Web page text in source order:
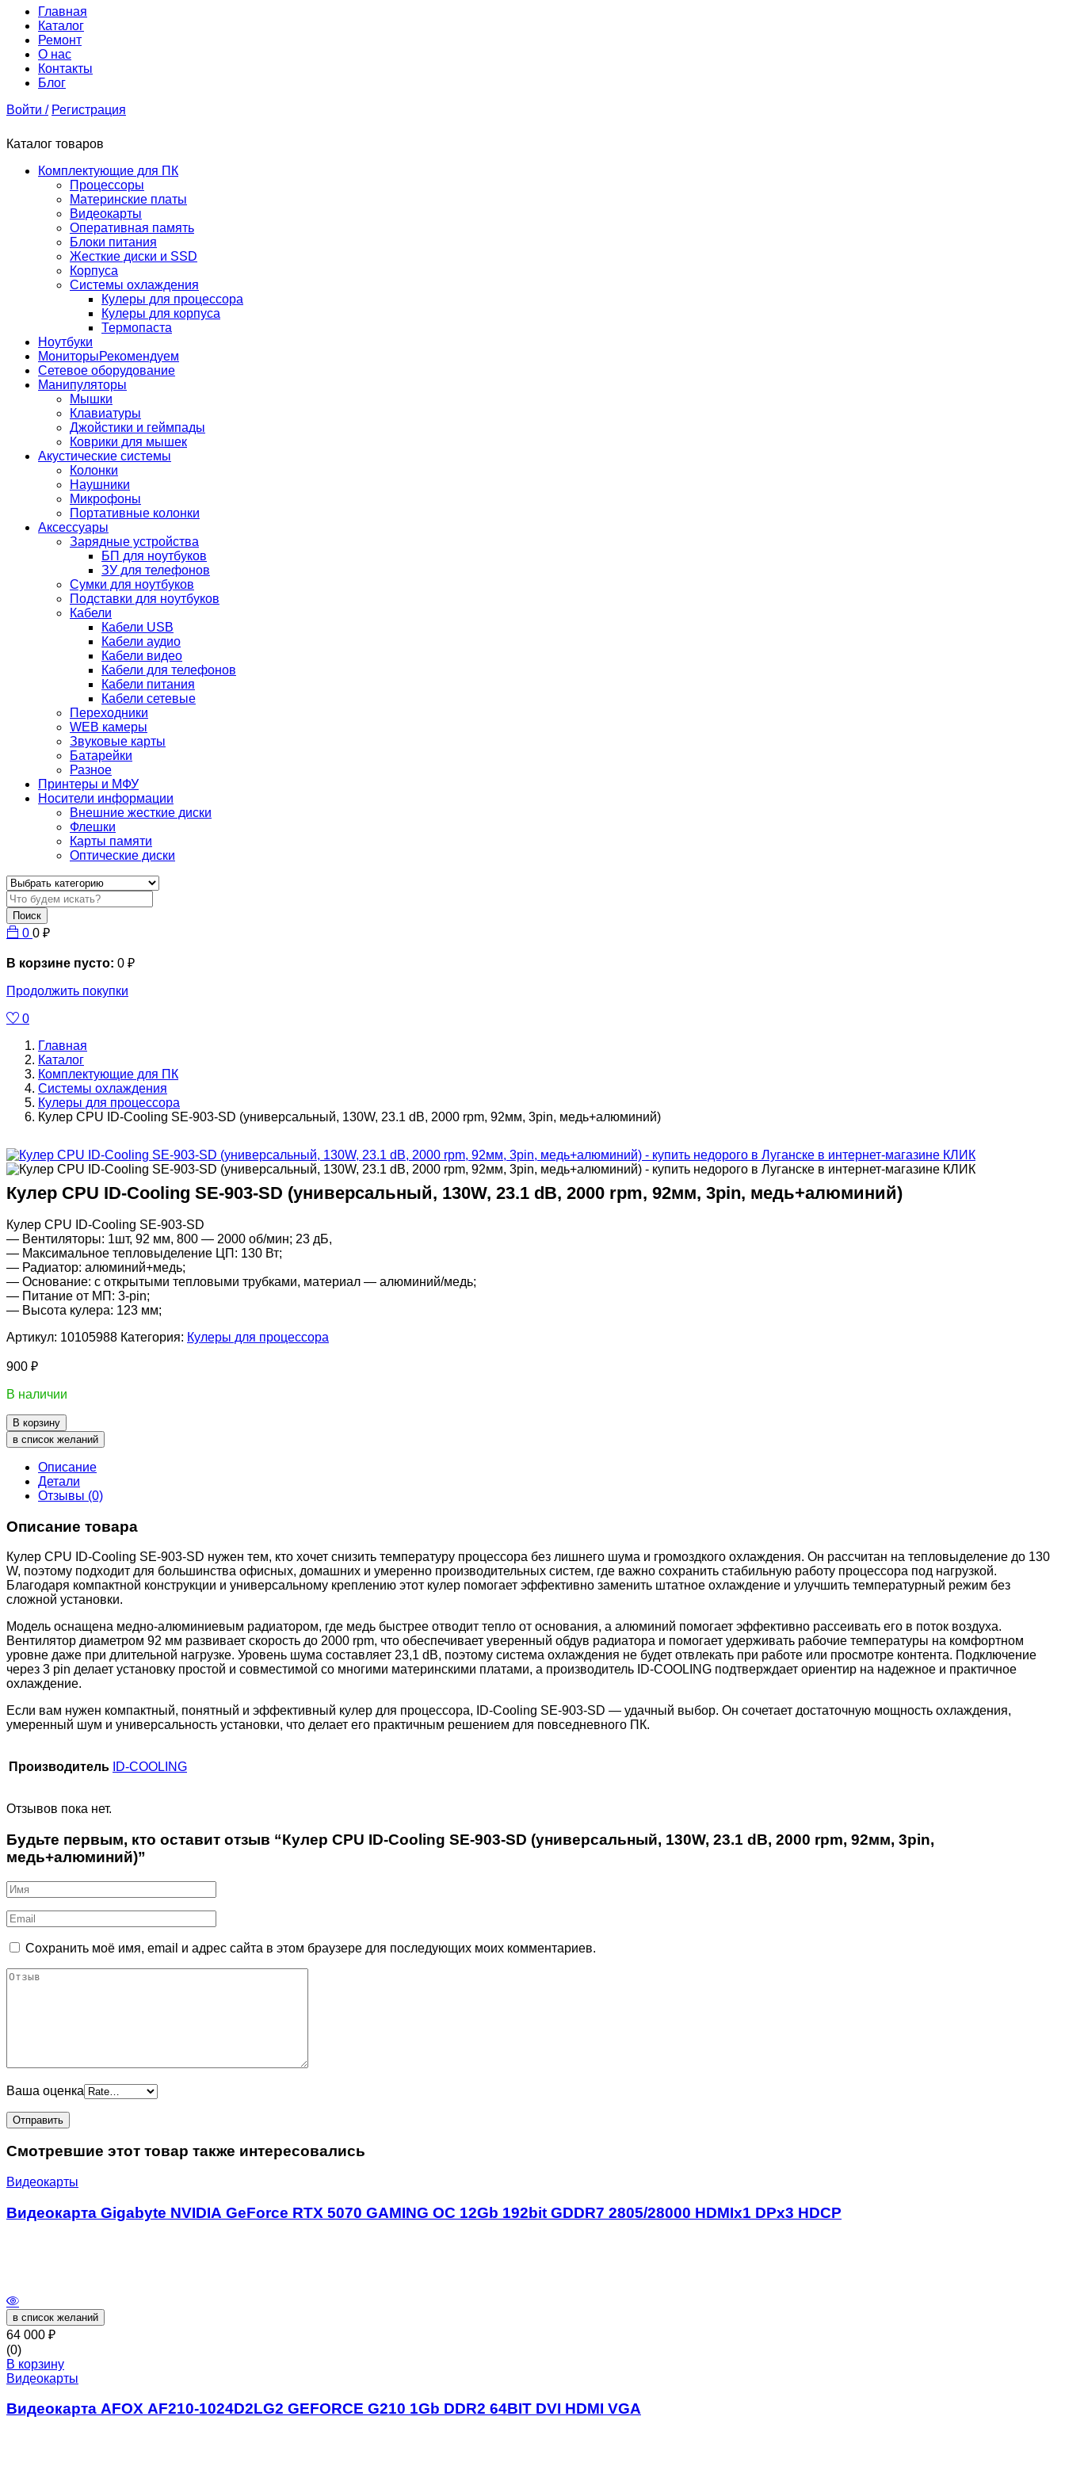
Главная
Каталог
Ремонт
О нас
Контакты
Блог
Войти / Регистрация
Каталог товаров
Комплектующие для ПК
Процессоры
Материнские платы
Видеокарты
Оперативная память
Блоки питания
Жесткие диски и SSD
Корпуса
Системы охлаждения
Кулеры для процессора
Кулеры для корпуса
Термопаста
Ноутбуки
МониторыРекомендуем
Сетевое оборудование
Манипуляторы
Мышки
Клавиатуры
Джойстики и геймпады
Коврики для мышек
Акустические системы
Колонки
Наушники
Микрофоны
Портативные колонки
Аксессуары
Зарядные устройства
БП для ноутбуков
ЗУ для телефонов
Сумки для ноутбуков
Подставки для ноутбуков
Кабели
Кабели USB
Кабели аудио
Кабели видео
Кабели для телефонов
Кабели питания
Кабели сетевые
Переходники
WEB камеры
Звуковые карты
Батарейки
Разное
Принтеры и МФУ
Носители информации
Внешние жесткие диски
Флешки
Карты памяти
Оптические диски
Поиск
0 0 ₽
В корзине пусто: 0 ₽
Продолжить покупки
0
Главная
Каталог
Комплектующие для ПК
Системы охлаждения
Кулеры для процессора
Кулер CPU ID-Cooling SE-903-SD (универсальный, 130W, 23.1 dB, 2000 rpm, 92мм, 3pin, медь+алюминий)
Кулер CPU ID-Cooling SE-903-SD (универсальный, 130W, 23.1 dB, 2000 rpm, 92мм, 3pin, медь+алюминий)
Кулер CPU ID-Cooling SE-903-SD
— Вентиляторы: 1шт, 92 мм, 800 — 2000 об/мин; 23 дБ,
— Максимальное тепловыделение ЦП: 130 Вт;
— Радиатор: алюминий+медь;
— Основание: с открытыми тепловыми трубками, материал — алюминий/медь;
— Питание от МП: 3-pin;
— Высота кулера: 123 мм;
Артикул: 10105988 Категория: Кулеры для процессора
900 ₽
В наличии
В корзину
в список желаний
Описание
Детали
Отзывы (0)
Описание товара
Кулер CPU ID-Cooling SE-903-SD нужен тем, кто хочет снизить температуру процессора без лишнего шума и громоздкого охлаждения. Он рассчитан на тепловыделение до 130
W, поэтому подходит для большинства офисных, домашних и умеренно производительных систем, где важно сохранить стабильную работу процессора под нагрузкой.
Благодаря компактной конструкции и универсальному креплению этот кулер помогает эффективно заменить штатное охлаждение и улучшить температурный режим без
сложной установки.
Модель оснащена медно-алюминиевым радиатором, где медь быстрее отводит тепло от основания, а алюминий помогает эффективно рассеивать его в поток воздуха.
Вентилятор диаметром 92 мм развивает скорость до 2000 rpm, что обеспечивает уверенный обдув радиатора и помогает удерживать рабочие температуры на комфортном
уровне даже при длительной нагрузке. Уровень шума составляет 23,1 dB, поэтому система охлаждения не будет отвлекать при работе или просмотре контента. Подключение
через 3 pin делает установку простой и совместимой со многими материнскими платами, а производитель ID-COOLING подтверждает ориентир на надежное и практичное
охлаждение.
Если вам нужен компактный, понятный и эффективный кулер для процессора, ID-Cooling SE-903-SD — удачный выбор. Он сочетает достаточную мощность охлаждения,
умеренный шум и универсальность установки, что делает его практичным решением для повседневного ПК.
Производитель ID-COOLING
Отзывов пока нет.
Будьте первым, кто оставит отзыв “Кулер CPU ID-Cooling SE-903-SD (универсальный, 130W, 23.1 dB, 2000 rpm, 92мм, 3pin,
медь+алюминий)”
Сохранить моё имя, email и адрес сайта в этом браузере для последующих моих комментариев.
Ваша оценка
Смотревшие этот товар также интересовались
Видеокарты
Видеокарта Gigabyte NVIDIA GeForce RTX 5070 GAMING OC 12Gb 192bit GDDR7 2805/28000 HDMIx1 DPx3 HDCP
в список желаний
64 000 ₽
(0)
В корзину
Видеокарты
Видеокарта AFOX AF210-1024D2LG2 GEFORCE G210 1Gb DDR2 64BIT DVI HDMI VGA